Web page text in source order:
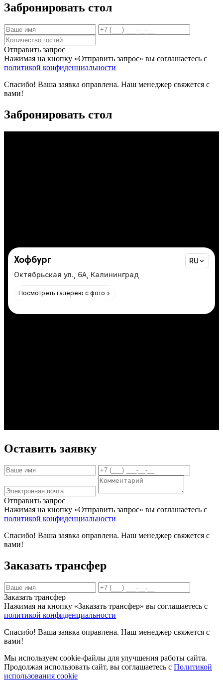
Забронировать стол
Отправить запрос
Нажимая на кнопку «Отправить запрос» вы соглашаетесь с
политикой конфиденциальности
Спасибо! Ваша заявка оправлена. Наш менеджер свяжется с
вами!
Забронировать стол
Оставить заявку
Отправить запрос
Нажимая на кнопку «Отправить запрос» вы соглашаетесь с
политикой конфиденциальности
Спасибо! Ваша заявка оправлена. Наш менеджер свяжется с
вами!
Заказать трансфер
Заказать трансфер
Нажимая на кнопку «Заказать трансфер» вы соглашаетесь с
политикой конфиденциальности
Спасибо! Ваша заявка оправлена. Наш менеджер свяжется с
вами!
Мы используем cookie-файлы для улучшения работы сайта.
Продолжая использовать сайт, вы соглашаетесь с Политикой
использования cookie